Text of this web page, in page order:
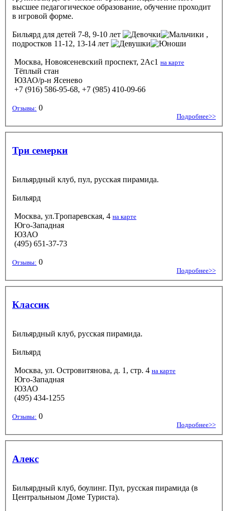
высшее педагогическое образование, обучение проходит
в игровой форме.
Бильярд для детей 7-8, 9-10 лет
,
подростков 11-12, 13-14 лет
Москва, Новоясеневский проспект, 2Ас1 на карте
Тёплый стан
ЮЗАО/р-н Ясенево
+7 (916) 586-95-68, +7 (985) 410-09-66
Отзывы: 0
Подробнее>>
Три семерки
Бильярдный клуб, пул, русская пирамида.
Бильярд
Москва, ул.Tропаревская, 4 на карте
Юго-Западная
ЮЗАО
(495) 651-37-73
Отзывы: 0
Подробнее>>
Классик
Бильярдный клуб, русская пирамида.
Бильярд
Москва, ул. Островитянова, д. 1, стр. 4 на карте
Юго-Западная
ЮЗАО
(495) 434-1255
Отзывы: 0
Подробнее>>
Алекс
Бильярдный клуб, боулинг. Пул, русская пирамида (в
Центральныом Доме Туриста).